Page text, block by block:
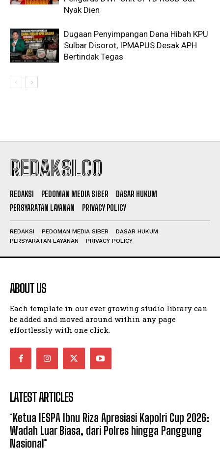
Nyak Dien
Dugaan Penyimpangan Dana Hibah KPU
Sulbar Disorot, IPMAPUS Desak APH
Bertindak Tegas
REDAKSI.CO
REDAKSI PEDOMAN MEDIA SIBER
DASAR HUKUM
PERSYARATAN LAYANAN
PRIVACY POLICY
REDAKSI PEDOMAN MEDIA SIBER
DASAR HUKUM
PERSYARATAN LAYANAN
PRIVACY POLICY
ABOUT US
Each template in our ever growing studio library can
be added and moved around within any page
effortlessly with one click.
LATEST ARTICLES
*Ketua IESPA Ibnu Riza Apresiasi Kapolri Cup 2026:
Wadah Luar Biasa, dari Polres hingga Panggung
Nasional*